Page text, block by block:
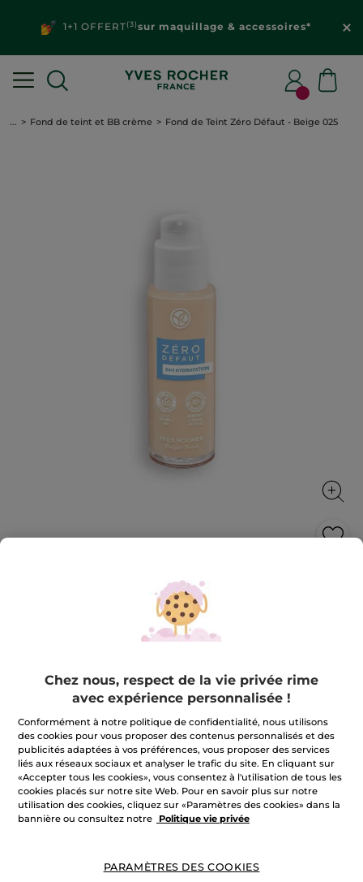
1+1 OFFERT(3)sur maquillage & accessoires*
... Fond de teint et BB crème Fond de Teint Zéro Défaut - Beige 025
Fond de Teint Zéro Défaut - Beige 025
Un teint parfait, unifié et hydraté toute la journée !
30 ml
sur
étoiles.
les
avis
Fond
de
Teint
Défaut
-
Doré
27,90 €
Beige 025
+24
Quantité
Chez nous, respect de la vie privée rime
avec expérience personnalisée !
Conformément à notre politique de confidentialité, nous utilisons
des cookies pour vous proposer des contenus personnalisés et des
publicités adaptées à vos préférences, vous proposer des services
liés aux réseaux sociaux et analyser le trafic du site. En cliquant sur
«Accepter tous les cookies», vous consentez à l'utilisation de tous les
cookies placés sur notre site Web. Pour en savoir plus sur notre
utilisation des cookies, cliquez sur «Paramètres des cookies» dans la
bannière ou consultez notre
Politique vie privée
PARAMÈTRES DES COOKIES